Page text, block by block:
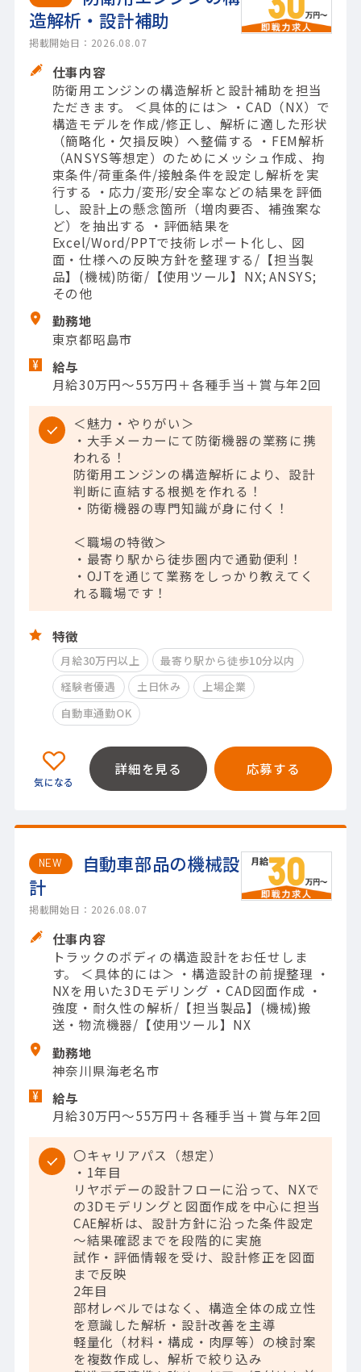
造解析・設計補助
掲載開始日：2026.08.07
仕事内容
防衛用エンジンの構造解析と設計補助を担当
ただきます。 ＜具体的には＞ ・CAD（NX）で
構造モデルを作成/修正し、解析に適した形状
（簡略化・欠損反映）へ整備する ・FEM解析
（ANSYS等想定）のためにメッシュ作成、拘
束条件/荷重条件/接触条件を設定し解析を実
行する ・応力/変形/安全率などの結果を評価
し、設計上の懸念箇所（増肉要否、補強案な
ど）を抽出する ・評価結果を
Excel/Word/PPTで技術レポート化し、図
面・仕様への反映方針を整理する/【担当製
品】(機械)防衛/【使用ツール】NX; ANSYS;
その他
勤務地
東京都昭島市
給与
月給30万円～55万円＋各種手当＋賞与年2回
＜魅力・やりがい＞
・大手メーカーにて防衛機器の業務に携
われる！
防衛用エンジンの構造解析により、設計
判断に直結する根拠を作れる！
・防衛機器の専門知識が身に付く！
＜職場の特徴＞
・最寄り駅から徒歩圏内で通勤便利！
・OJTを通じて業務をしっかり教えてく
れる職場です！
特徴
月給30万円以上
最寄り駅から徒歩10分以内
経験者優遇
土日休み
上場企業
自動車通勤OK
詳細を見る 応募する
NEW
自動車部品の機械設
計
掲載開始日：2026.08.07
仕事内容
トラックのボディの構造設計をお任せしま
す。 ＜具体的には＞ ・構造設計の前提整理 ・
NXを用いた3Dモデリング ・CAD図面作成 ・
強度・耐久性の解析/【担当製品】(機械)搬
送・物流機器/【使用ツール】NX
勤務地
神奈川県海老名市
給与
月給30万円～55万円＋各種手当＋賞与年2回
〇キャリアパス（想定）
・1年目
リヤボデーの設計フローに沿って、NXで
の3Dモデリングと図面作成を中心に担当
CAE解析は、設計方針に沿った条件設定
～結果確認までを段階的に実施
試作・評価情報を受け、設計修正を図面
まで反映
2年目
部材レベルではなく、構造全体の成立性
を意識した解析・設計改善を主導
軽量化（材料・構成・肉厚等）の検討案
を複数作成し、解析で絞り込み